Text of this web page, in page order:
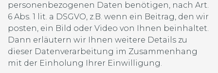
personenbezogenen Daten benötigen, nach Art.
6 Abs. 1 lit. a DSGVO, z.B. wenn ein Beitrag, den wir
posten, ein Bild oder Video von Ihnen beinhaltet.
Dann erläutern wir Ihnen weitere Details zu
dieser Datenverarbeitung im Zusammenhang
mit der Einholung Ihrer Einwilligung.